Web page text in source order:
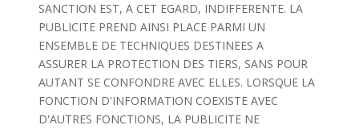
SANCTION EST, A CET EGARD, INDIFFERENTE. LA
PUBLICITE PREND AINSI PLACE PARMI UN
ENSEMBLE DE TECHNIQUES DESTINEES A
ASSURER LA PROTECTION DES TIERS, SANS POUR
AUTANT SE CONFONDRE AVEC ELLES. LORSQUE LA
FONCTION D'INFORMATION COEXISTE AVEC
D'AUTRES FONCTIONS, LA PUBLICITE NE